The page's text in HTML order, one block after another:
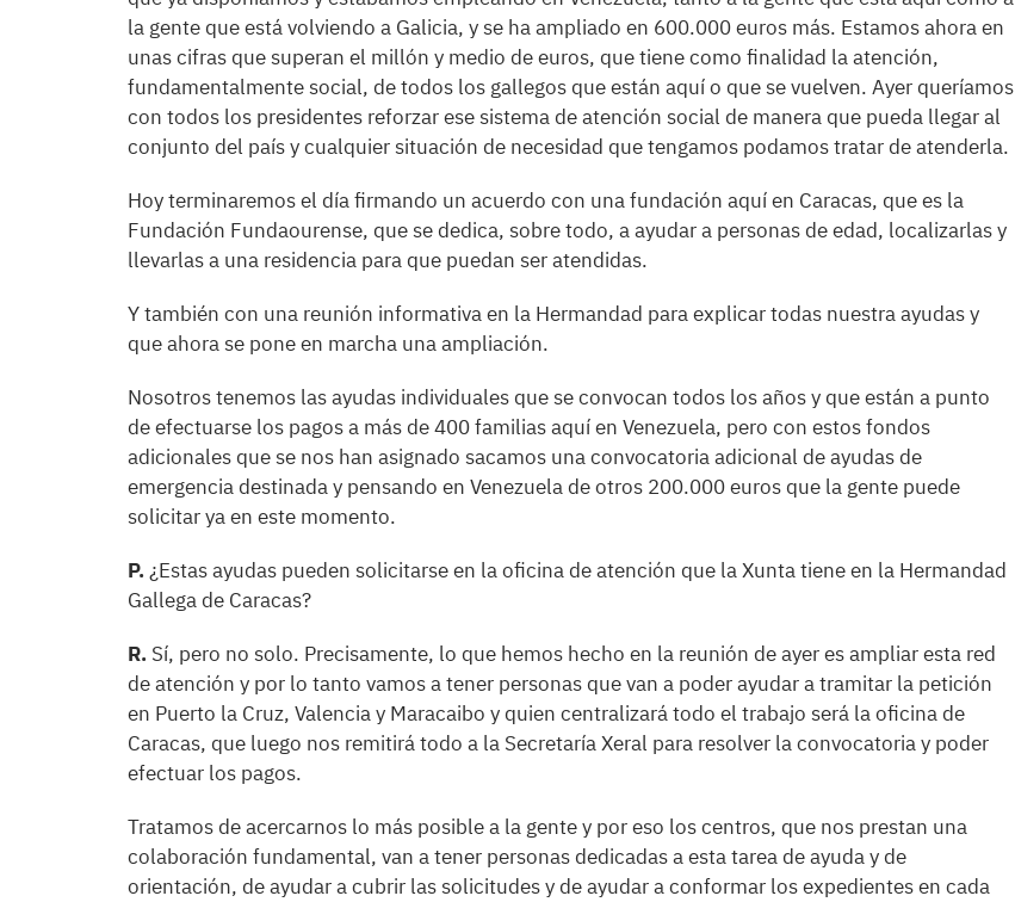
la gente que está volviendo a Galicia, y se ha ampliado en 600.000 euros más. Estamos ahora en
unas cifras que superan el millón y medio de euros, que tiene como finalidad la atención,
fundamentalmente social, de todos los gallegos que están aquí o que se vuelven. Ayer queríamos
con todos los presidentes reforzar ese sistema de atención social de manera que pueda llegar al
conjunto del país y cualquier situación de necesidad que tengamos podamos tratar de atenderla.
Hoy terminaremos el día firmando un acuerdo con una fundación aquí en Caracas, que es la
Fundación Fundaourense, que se dedica, sobre todo, a ayudar a personas de edad, localizarlas y
llevarlas a una residencia para que puedan ser atendidas.
Y también con una reunión informativa en la Hermandad para explicar todas nuestra ayudas y
que ahora se pone en marcha una ampliación.
Nosotros tenemos las ayudas individuales que se convocan todos los años y que están a punto
de efectuarse los pagos a más de 400 familias aquí en Venezuela, pero con estos fondos
adicionales que se nos han asignado sacamos una convocatoria adicional de ayudas de
emergencia destinada y pensando en Venezuela de otros 200.000 euros que la gente puede
solicitar ya en este momento.
P. ¿Estas ayudas pueden solicitarse en la oficina de atención que la Xunta tiene en la Hermandad
Gallega de Caracas?
R. Sí, pero no solo. Precisamente, lo que hemos hecho en la reunión de ayer es ampliar esta red
de atención y por lo tanto vamos a tener personas que van a poder ayudar a tramitar la petición
en Puerto la Cruz, Valencia y Maracaibo y quien centralizará todo el trabajo será la oficina de
Caracas, que luego nos remitirá todo a la Secretaría Xeral para resolver la convocatoria y poder
efectuar los pagos.
Tratamos de acercarnos lo más posible a la gente y por eso los centros, que nos prestan una
colaboración fundamental, van a tener personas dedicadas a esta tarea de ayuda y de
orientación, de ayudar a cubrir las solicitudes y de ayudar a conformar los expedientes en cada